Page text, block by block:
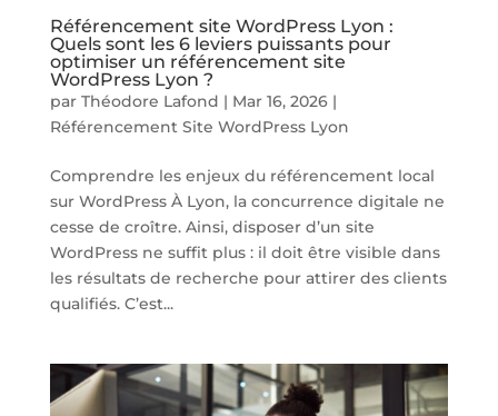
Référencement site WordPress Lyon :
Quels sont les 6 leviers puissants pour
optimiser un référencement site
WordPress Lyon ?
par Théodore Lafond | Mar 16, 2026|
Référencement Site WordPress Lyon
Comprendre les enjeux du référencement local
sur WordPress À Lyon, la concurrence digitale ne
cesse de croître. Ainsi, disposer d’un site
WordPress ne suffit plus : il doit être visible dans
les résultats de recherche pour attirer des clients
qualifiés. C’est...